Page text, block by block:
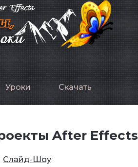
Уроки Скачать
After Effects
Слайд-Шоу